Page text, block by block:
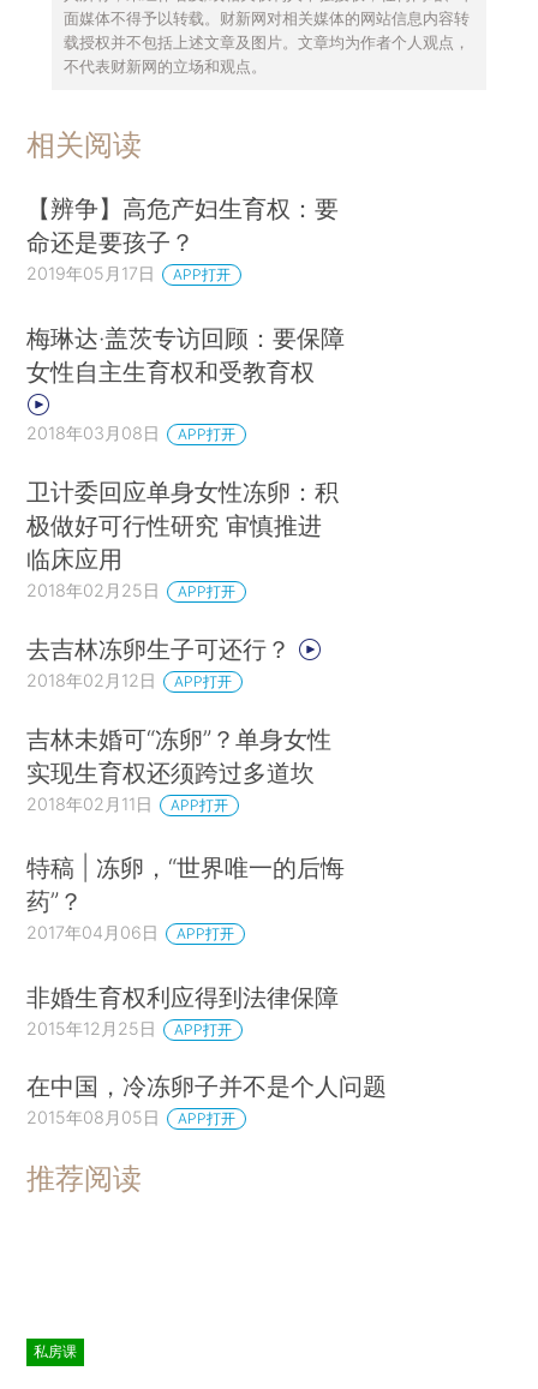
面媒体不得予以转载。财新网对相关媒体的网站信息内容转
载授权并不包括上述文章及图片。文章均为作者个人观点，
不代表财新网的立场和观点。
相关阅读
【辨争】高危产妇生育权：要
命还是要孩子？
2019年05月17日 APP打开
梅琳达·盖茨专访回顾：要保障
女性自主生育权和受教育权
2018年03月08日 APP打开
卫计委回应单身女性冻卵：积
极做好可行性研究 审慎推进
临床应用
2018年02月25日 APP打开
去吉林冻卵生子可还行？
2018年02月12日 APP打开
吉林未婚可“冻卵”？单身女性
实现生育权还须跨过多道坎
2018年02月11日 APP打开
特稿 | 冻卵，“世界唯一的后悔
药”？
2017年04月06日 APP打开
非婚生育权利应得到法律保障
2015年12月25日 APP打开
在中国，冷冻卵子并不是个人问题
2015年08月05日 APP打开
推荐阅读
私房课